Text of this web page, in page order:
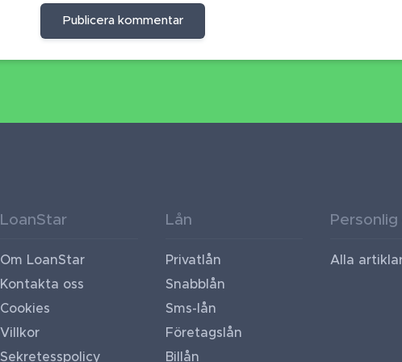
Publicera kommentar
LoanStar
Om LoanStar
Kontakta oss
Cookies
Villkor
Sekretesspolicy
Lån
Privatlån
Snabblån
Sms-lån
Företagslån
Billån
Alla